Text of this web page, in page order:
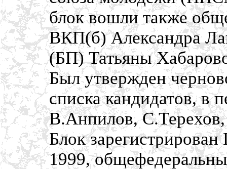
блок вошли также
ВКП(б) Александра
(БП) Татьяны
Был утвержден
списка кандидатов, в
В.Анпилов,
Блок
1999,